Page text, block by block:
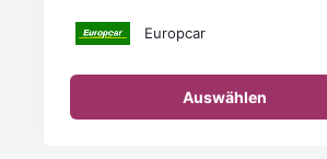
Europcar
Auswählen